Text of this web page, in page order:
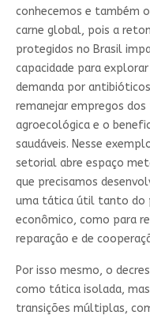
conhecemos e também
carne global, pois a
protegidos no Brasil
capacidade para
demanda por
remanejar empregos
agroecológica e o
saudáveis. Nesse
setorial abre espaço
que precisamos
uma tática útil tanto do
econômico, como para
reparação e de
Por isso mesmo, o
como tática isolada,
transições múltiplas,